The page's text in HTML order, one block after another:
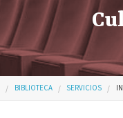
BIBLIOTECA SERVICIOS